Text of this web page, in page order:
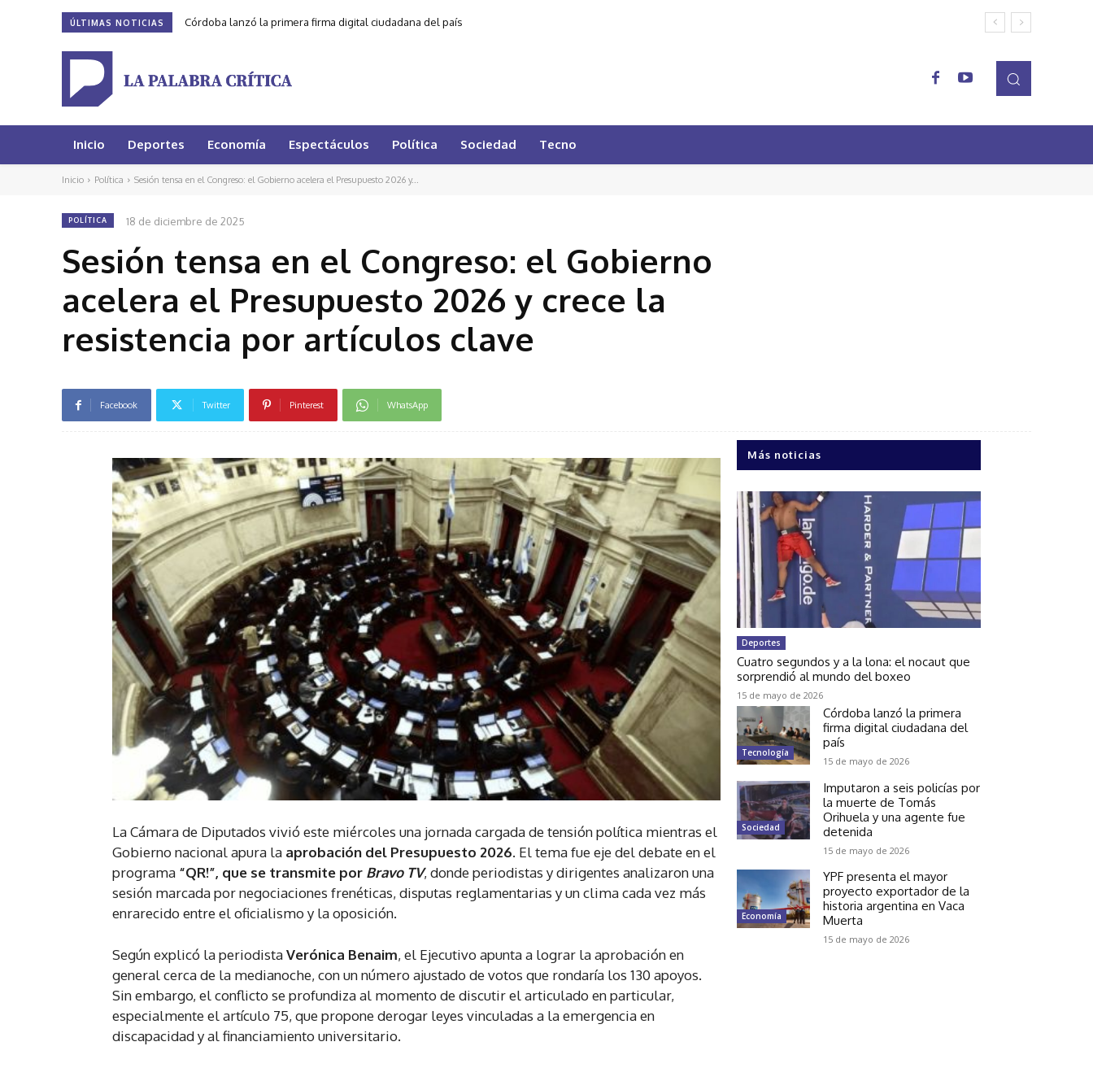
ÚLTIMAS NOTICIAS Córdoba lanzó la primera firma digital ciudadana del país
Inicio Deportes Economía Espectáculos Política Sociedad Tecno
Inicio Política Sesión tensa en el Congreso: el Gobierno acelera el Presupuesto 2026 y...
POLÍTICA 18 de diciembre de 2025
Sesión tensa en el Congreso: el Gobierno
acelera el Presupuesto 2026 y crece la
resistencia por artículos clave
Facebook Twitter Pinterest WhatsApp
La Cámara de Diputados vivió este miércoles una jornada cargada de tensión política mientras el
Gobierno nacional apura la aprobación del Presupuesto 2026. El tema fue eje del debate en el
programa “QR!”, que se transmite por Bravo TV, donde periodistas y dirigentes analizaron una
sesión marcada por negociaciones frenéticas, disputas reglamentarias y un clima cada vez más
enrarecido entre el oficialismo y la oposición.
Según explicó la periodistaVerónica Benaim, el Ejecutivo apunta a lograr la aprobación en
general cerca de la medianoche, con un número ajustado de votos que rondaría los 130 apoyos.
Sin embargo, el conflicto se profundiza al momento de discutir el articulado en particular,
especialmente el artículo 75, que propone derogar leyes vinculadas a la emergencia en
discapacidad y al financiamiento universitario.
Más noticias
Deportes
Cuatro segundos y a la lona: el nocaut que
sorprendió al mundo del boxeo
15 de mayo de 2026
Tecnología
Córdoba lanzó la primera
firma digital ciudadana del
país
15 de mayo de 2026
Sociedad
Imputaron a seis policías por
la muerte de Tomás
Orihuela y una agente fue
detenida
15 de mayo de 2026
Economía
YPF presenta el mayor
proyecto exportador de la
historia argentina en Vaca
Muerta
15 de mayo de 2026